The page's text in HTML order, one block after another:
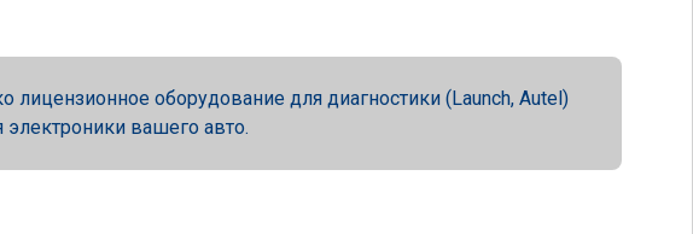
оборудование для диагностики (Launch, Autel)
электроники вашего авто.